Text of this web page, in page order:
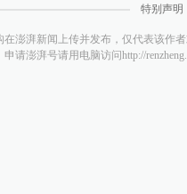
特别声明
澎湃新闻上传并发布，仅代表该作
请澎湃号请用电脑访问http://